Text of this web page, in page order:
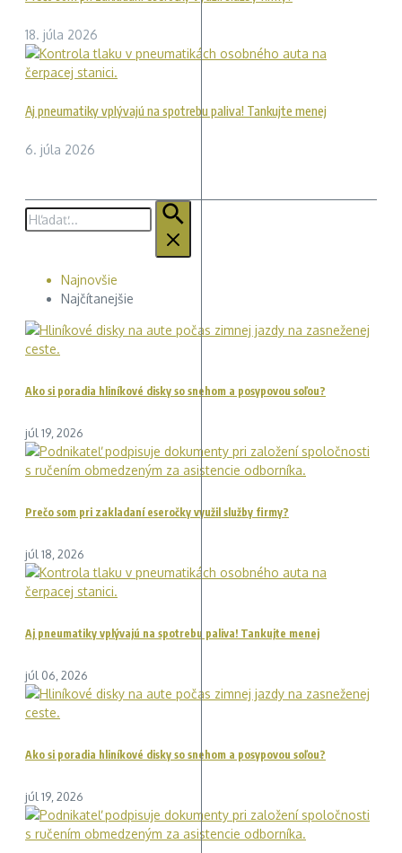
18. júla 2026
Aj pneumatiky vplývajú na spotrebu paliva! Tankujte menej
6. júla 2026
Hľadať:
Najnovšie
Najčítanejšie
Ako si poradia hliníkové disky so snehom a posypovou soľou?
júl 19, 2026
Prečo som pri zakladaní eseročky využil služby firmy?
júl 18, 2026
Aj pneumatiky vplývajú na spotrebu paliva! Tankujte menej
júl 06, 2026
Ako si poradia hliníkové disky so snehom a posypovou soľou?
júl 19, 2026